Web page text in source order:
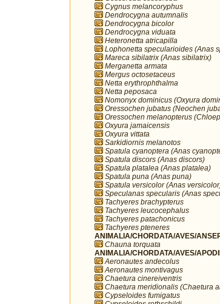
Cygnus melancoryphus
Dendrocygna autumnalis
Dendrocygna bicolor
Dendrocygna viduata
Heteronetta atricapilla
Lophonetta specularioides (Anas
Mareca sibilatrix (Anas sibilatrix)
Merganetta armata
Mergus octosetaceus
Netta erythrophthalma
Netta peposaca
Nomonyx dominicus (Oxyura
Oressochen jubatus (Neochen
Oressochen melanopterus
Oxyura jamaicensis
Oxyura vittata
Sarkidiornis melanotos
Spatula cyanoptera (Anas
Spatula discors (Anas discors)
Spatula platalea (Anas platalea)
Spatula puna (Anas puna)
Spatula versicolor (Anas
Speculanas specularis (Anas
Tachyeres brachypterus
Tachyeres leucocephalus
Tachyeres patachonicus
Tachyeres pteneres
ANIMALIA/CHORDATA/AVES/
Chauna torquata
ANIMALIA/CHORDATA/AVES/
Aeronautes andecolus
Aeronautes montivagus
Chaetura cinereiventris
Chaetura meridionalis (Chaetura
Cypseloides fumigatus